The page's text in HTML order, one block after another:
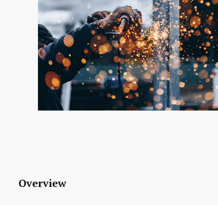
Overview